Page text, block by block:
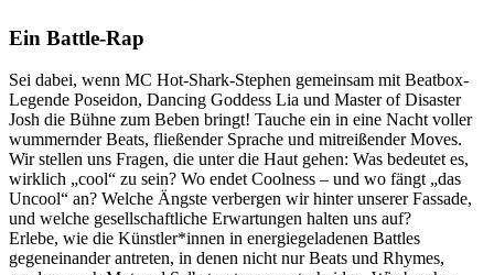
Ein Battle-Rap
Sei dabei, wenn MC Hot-Shark-Stephen gemeinsam mit Beatbox-
Legende Poseidon, Dancing Goddess Lia und Master of Disaster
Josh die Bühne zum Beben bringt! Tauche ein in eine Nacht voller
wummernder Beats, fließender Sprache und mitreißender Moves.
Wir stellen uns Fragen, die unter die Haut gehen: Was bedeutet es,
wirklich „cool“ zu sein? Wo endet Coolness – und wo fängt „das
Uncool“ an? Welche Ängste verbergen wir hinter unserer Fassade,
und welche gesellschaftliche Erwartungen halten uns auf?
Erlebe, wie die Künstler*innen in energiegeladenen Battles
gegeneinander antreten, in denen nicht nur Beats und Rhymes,